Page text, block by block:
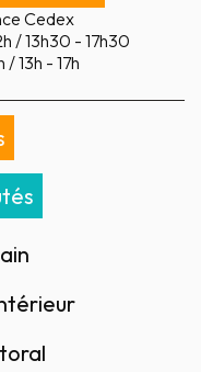
Cedex
/ 13h30 - 17h30
13h - 17h